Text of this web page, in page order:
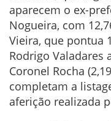
aparecem o ex-
Nogueira, com
Vieira, que pontua
Rodrigo Valadares
Coronel Rocha
completam a
aferição realizada